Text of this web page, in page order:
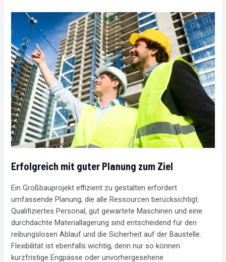
Erfolgreich mit guter Planung zum Ziel
Ein Großbauprojekt effizient zu gestalten erfordert
umfassende Planung, die alle Ressourcen berücksichtigt.
Qualifiziertes Personal, gut gewartete Maschinen und eine
durchdachte Materiallagerung sind entscheidend für den
reibungslosen Ablauf und die Sicherheit auf der Baustelle.
Flexibilität ist ebenfalls wichtig, denn nur so können
kurzfristige Engpässe oder unvorhergesehene